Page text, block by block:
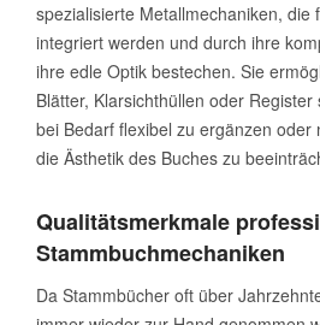
spezialisierte Metallmechaniken, die
integriert werden und durch ihre
ihre edle Optik bestechen. Sie
Blätter, Klarsichthüllen oder
bei Bedarf flexibel zu ergänzen
die Ästhetik des Buches zu
Qualitätsmerkmale
Stammbuchmechaniken
Da Stammbücher oft über